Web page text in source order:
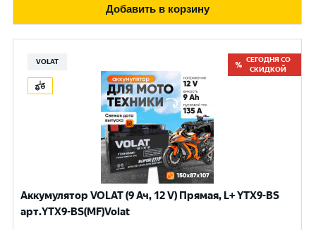
Добавить в корзину
VOLAT
СЕГОДНЯ СО
СКИДКОЙ
Аккумулятор VOLAT (9 Ач, 12 V) Прямая, L+ YTX9-BS
арт.YTX9-BS(MF)Volat